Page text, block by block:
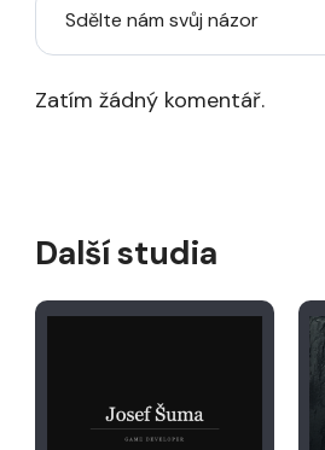
Sdělte nám svůj názor
Zatím žádný komentář.
Další studia